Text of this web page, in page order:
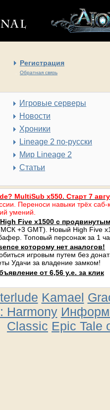
Регистрация
Обратная связь
Игровые серверы
Новости
Хроники
Lineage 2 по-русски
Мир Lineage 2
Статьи
MultiSub x550. Старт 7
Переноси навыки трёх саб-
умений.
Five x1500 с
+3 GMT). Новый High Five
Топовый персонаж за 1
которому нет аналогов!
игровым путем без
Удачи за владение замком!
от 6,56 у.е. за клик
Kamael
Harmony
Classic Epic Tale